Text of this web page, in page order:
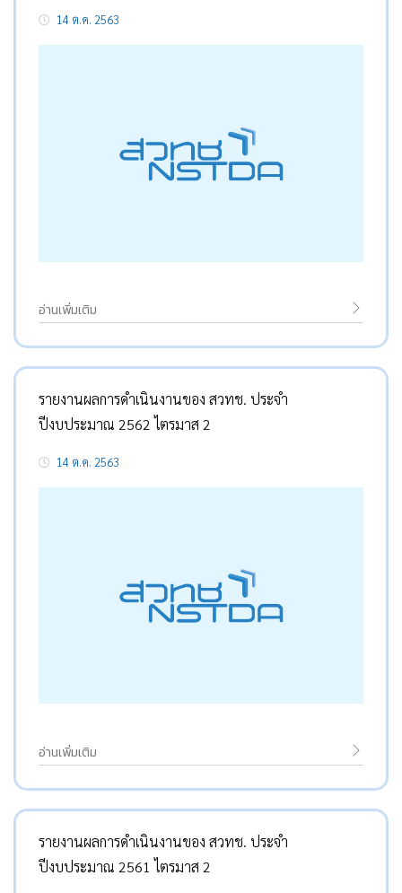
14 ต.ค. 2563
อ่านเพิ่มเติม
รายงานผลการดำเนินงานของ สวทช. ประจำ
ปีงบประมาณ 2562 ไตรมาส 2
14 ต.ค. 2563
อ่านเพิ่มเติม
รายงานผลการดำเนินงานของ สวทช. ประจำ
ปีงบประมาณ 2561 ไตรมาส 2